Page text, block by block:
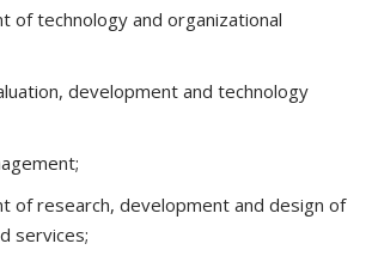
of technology and organizational
development and technology
of research, development and design of
services;